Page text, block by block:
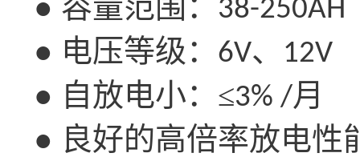
38-250AH
● 电压等级： 6V、 12V
● 自放电小：≤3% /月
● 良好的高倍率放电性